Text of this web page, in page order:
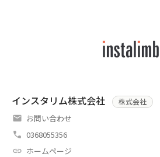
インスタリム株式会社 株式会社
お問い合わせ
0368055356
ホームページ